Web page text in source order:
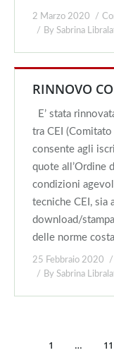
2 Marzo 2020
By Sabrina
RINNOVO
E’ stata
tra CEI
consente agli
quote all’Ordine
condizioni
tecniche CEI, sia
download/
delle norme
25 Febbraio 2020
By Sabrina
1 …